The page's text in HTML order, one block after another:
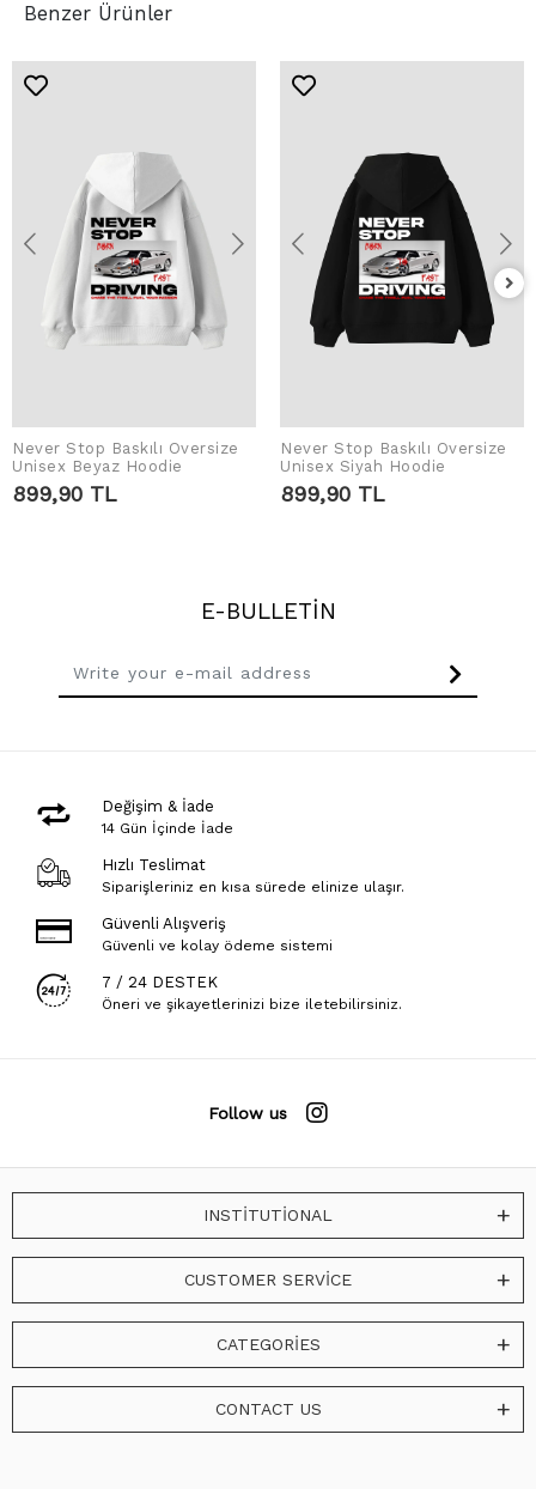
Benzer Ürünler
ADD TO CART
Never Stop Baskılı Oversize
Unisex Beyaz Hoodie
899,90 TL
ADD TO CART
Never Stop Baskılı Oversize
Unisex Siyah Hoodie
899,90 TL
E-BULLETİN
Değişim & İade
14 Gün İçinde İade
Hızlı Teslimat
Siparişleriniz en kısa sürede elinize ulaşır.
Güvenli Alışveriş
Güvenli ve kolay ödeme sistemi
7 / 24 DESTEK
Öneri ve şikayetlerinizi bize iletebilirsiniz.
Follow us
INSTİTUTİONAL
CUSTOMER SERVİCE
CATEGORİES
CONTACT US